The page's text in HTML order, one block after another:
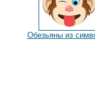
Обезьяны из